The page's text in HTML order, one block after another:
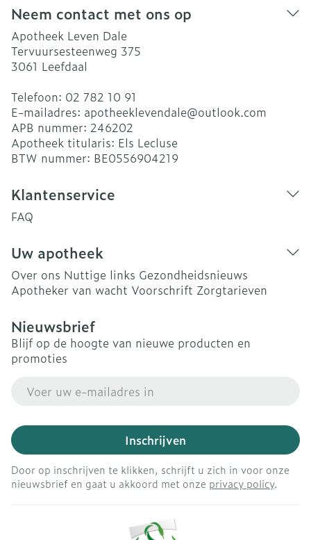
Neem contact met ons op
Apotheek Leven Dale
Tervuursesteenweg 375
3061 Leefdaal
Telefoon: 02 782 10 91
E-mailadres: apotheeklevendale@outlook.com
APB nummer: 246202
Apotheek titularis: Els Lecluse
BTW nummer: BE0556904219
Klantenservice
FAQ
Uw apotheek
Over ons Nuttige links Gezondheidsnieuws
Apotheker van wacht Voorschrift Zorgtarieven
Nieuwsbrief
Blijf op de hoogte van nieuwe producten en
promoties
Inschrijven
Door op inschrijven te klikken, schrijft u zich in voor onze
nieuwsbrief en gaat u akkoord met onze privacy policy.